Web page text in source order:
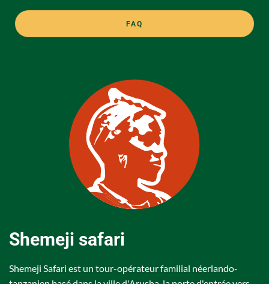
FAQ
Shemeji safari
Shemeji Safari est un tour-opérateur familial néerlando-